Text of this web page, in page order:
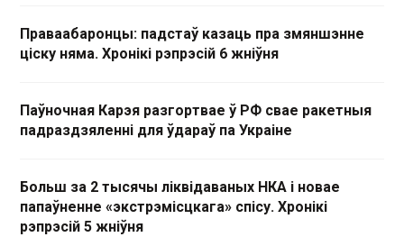
Праваабаронцы: падстаў казаць пра змяншэнне
ціску няма. Хронікі рэпрэсій 6 жніўня
Паўночная Карэя разгортвае ў РФ свае ракетныя
падраздзяленні для ўдараў па Украіне
Больш за 2 тысячы ліквідаваных НКА і новае
папаўненне «экстрэмісцкага» спісу. Хронікі
рэпрэсій 5 жніўня